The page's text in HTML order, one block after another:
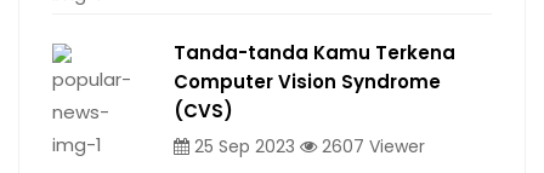
Tanda-tanda Kamu Terkena
Computer Vision Syndrome
(CVS)
25 Sep 2023 2607 Viewer